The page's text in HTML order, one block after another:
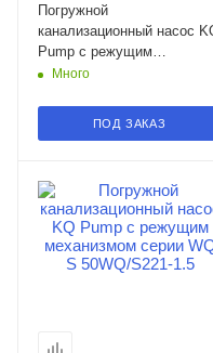
Погружной
канализационный насос
Pump с режущим
механизмом серии WQ S
Смоленске
Много
ПОД ЗАКАЗ